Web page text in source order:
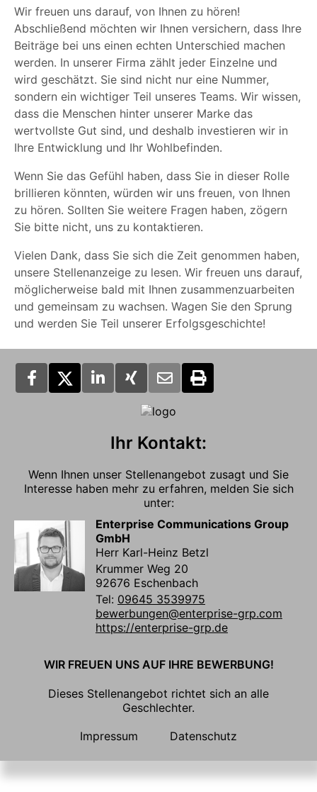
Wir freuen uns darauf, von Ihnen zu hören!
Abschließend möchten wir Ihnen versichern, dass Ihre
Beiträge bei uns einen echten Unterschied machen
werden. In unserer Firma zählt jeder Einzelne und
wird geschätzt. Sie sind nicht nur eine Nummer,
sondern ein wichtiger Teil unseres Teams. Wir wissen,
dass die Menschen hinter unserer Marke das
wertvollste Gut sind, und deshalb investieren wir in
Ihre Entwicklung und Ihr Wohlbefinden.
Wenn Sie das Gefühl haben, dass Sie in dieser Rolle
brillieren könnten, würden wir uns freuen, von Ihnen
zu hören. Sollten Sie weitere Fragen haben, zögern
Sie bitte nicht, uns zu kontaktieren.
Vielen Dank, dass Sie sich die Zeit genommen haben,
unsere Stellenanzeige zu lesen. Wir freuen uns darauf,
möglicherweise bald mit Ihnen zusammenzuarbeiten
und gemeinsam zu wachsen. Wagen Sie den Sprung
und werden Sie Teil unserer Erfolgsgeschichte!
Ihr Kontakt:
Wenn Ihnen unser Stellenangebot zusagt und Sie
Interesse haben mehr zu erfahren, melden Sie sich
unter:
Enterprise Communications Group
GmbH
Herr Karl-Heinz Betzl
Krummer Weg 20
92676 Eschenbach
Tel: 09645 3539975
bewerbungen@enterprise-grp.com
https://enterprise-grp.de
WIR FREUEN UNS AUF IHRE BEWERBUNG!
Dieses Stellenangebot richtet sich an alle
Geschlechter.
Impressum
Datenschutz